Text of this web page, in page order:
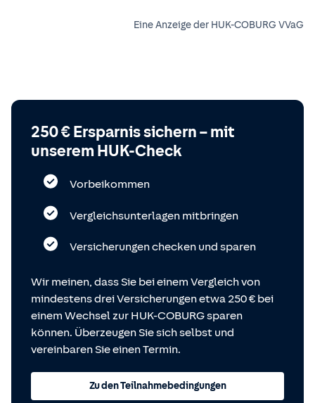
Eine Anzeige der HUK-COBURG VVaG
250 € Ersparnis sichern – mit
unserem HUK-Check
Vorbeikommen
Vergleichsunterlagen mitbringen
Versicherungen checken und sparen
Wir meinen, dass Sie bei einem Vergleich von
mindestens drei Versicherungen etwa 250 € bei
einem Wechsel zur HUK-COBURG sparen
können. Überzeugen Sie sich selbst und
vereinbaren Sie einen Termin.
Zu den Teilnahmebedingungen